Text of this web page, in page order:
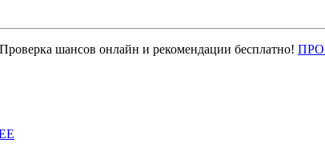
шансов онлайн и рекомендации бесплатно!